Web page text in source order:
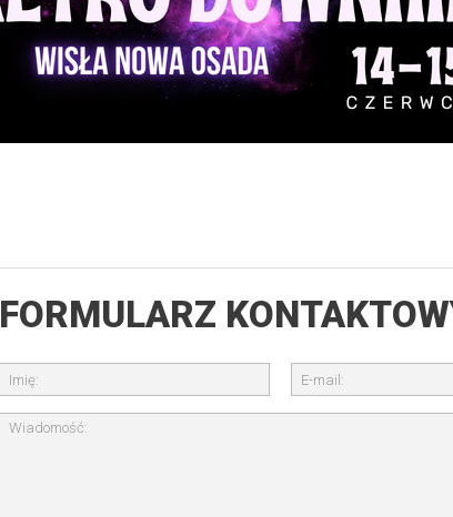
FORMULARZ